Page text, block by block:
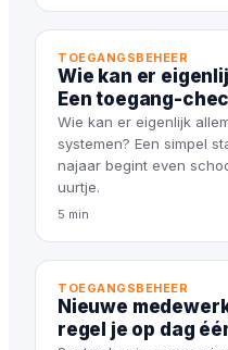
TOEGANGSBEHEER
Wie kan er
Een toegang-
Wie kan er eigenlijk
systemen? Een simpel
najaar begint even
uurtje.
5 min
TOEGANGSBEHEER
Nieuwe
regel je op dag